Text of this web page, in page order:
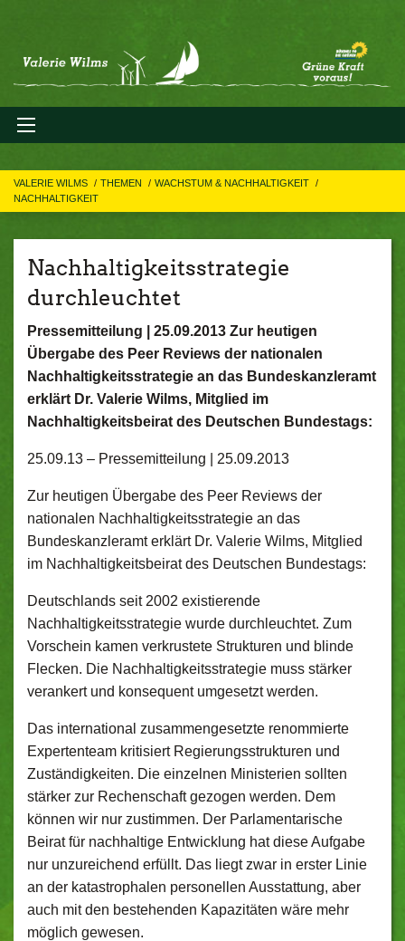
VALERIE WILMS THEMEN
WACHSTUM & NACHHALTIGKEIT
NACHHALTIGKEIT
Nachhaltigkeitsstrategie
durchleuchtet
Pressemitteilung | 25.09.2013 Zur heutigen
Übergabe des Peer Reviews der nationalen
Nachhaltigkeitsstrategie an das Bundeskanzleramt
erklärt Dr. Valerie Wilms, Mitglied im
Nachhaltigkeitsbeirat des Deutschen Bundestags:
25.09.13 – Pressemitteilung | 25.09.2013
Zur heutigen Übergabe des Peer Reviews der
nationalen Nachhaltigkeitsstrategie an das
Bundeskanzleramt erklärt Dr. Valerie Wilms, Mitglied
im Nachhaltigkeitsbeirat des Deutschen Bundestags:
Deutschlands seit 2002 existierende
Nachhaltigkeitsstrategie wurde durchleuchtet. Zum
Vorschein kamen verkrustete Strukturen und blinde
Flecken. Die Nachhaltigkeitsstrategie muss stärker
verankert und konsequent umgesetzt werden.
Das international zusammengesetzte renommierte
Expertenteam kritisiert Regierungsstrukturen und
Zuständigkeiten. Die einzelnen Ministerien sollten
stärker zur Rechenschaft gezogen werden. Dem
können wir nur zustimmen. Der Parlamentarische
Beirat für nachhaltige Entwicklung hat diese Aufgabe
nur unzureichend erfüllt. Das liegt zwar in erster Linie
an der katastrophalen personellen Ausstattung, aber
auch mit den bestehenden Kapazitäten wäre mehr
möglich gewesen.